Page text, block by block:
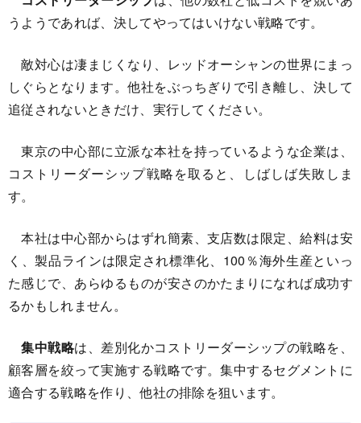
うようであれば、決してやってはいけない戦略です。
敵対心は凄まじくなり、レッドオーシャンの世界にまっ
しぐらとなります。他社をぶっちぎりで引き離し、決して
追従されないときだけ、実行してください。
東京の中心部に立派な本社を持っているような企業は、
コストリーダーシップ戦略を取ると、しばしば失敗しま
す。
本社は中心部からはずれ簡素、支店数は限定、給料は安
く、製品ラインは限定され標準化、100％海外生産といっ
た感じで、あらゆるものが安さのかたまりになれば成功す
るかもしれません。
集中戦略は、差別化かコストリーダーシップの戦略を、
顧客層を絞って実施する戦略です。集中するセグメントに
適合する戦略を作り、他社の排除を狙います。